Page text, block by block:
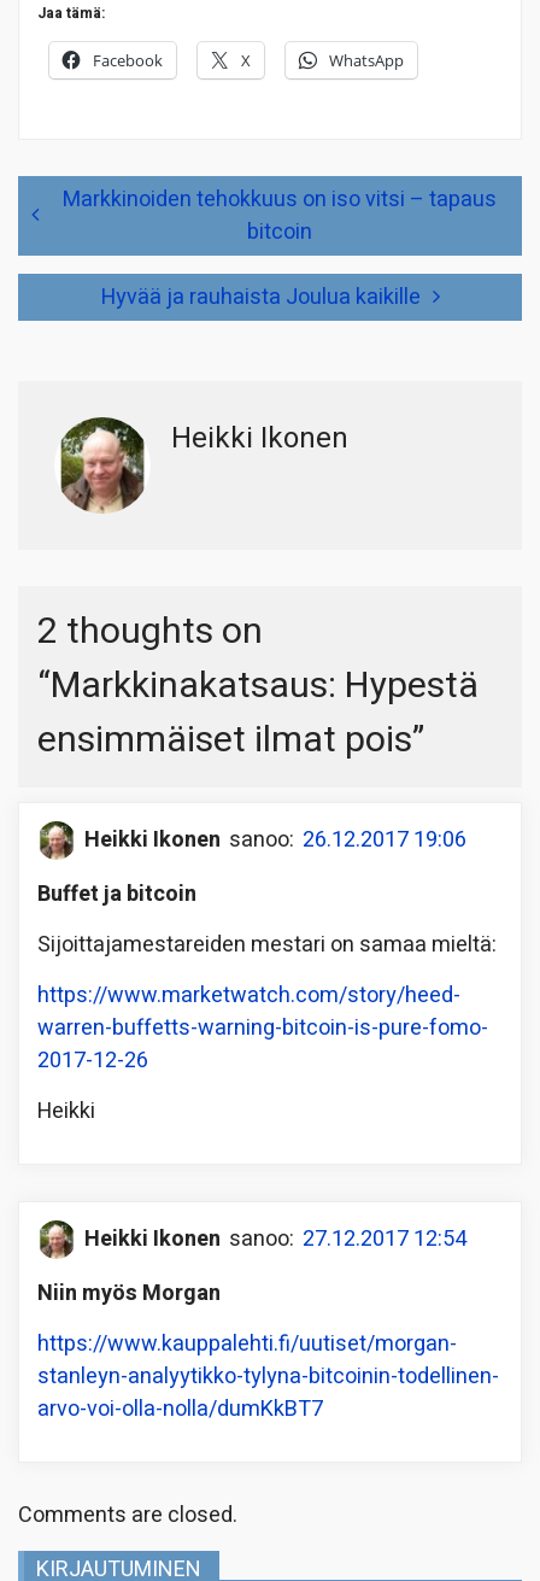
Jaa tämä:
Facebook X WhatsApp
Artikkelien
selausMarkkinoiden tehokkuus on iso vitsi – tapaus
bitcoin
Hyvää ja rauhaista Joulua kaikille
Heikki Ikonen
2 thoughts on
“Markkinakatsaus: Hypestä
ensimmäiset ilmat pois”
Heikki Ikonen sanoo: 26.12.2017 19:06
Buffet ja bitcoin
Sijoittajamestareiden mestari on samaa mieltä:
https://www.marketwatch.com/story/heed-
warren-buffetts-warning-bitcoin-is-pure-fomo-
2017-12-26
Heikki
Heikki Ikonen sanoo: 27.12.2017 12:54
Niin myös Morgan
https://www.kauppalehti.fi/uutiset/morgan-
stanleyn-analyytikko-tylyna-bitcoinin-todellinen-
arvo-voi-olla-nolla/dumKkBT7
Comments are closed.
KIRJAUTUMINEN